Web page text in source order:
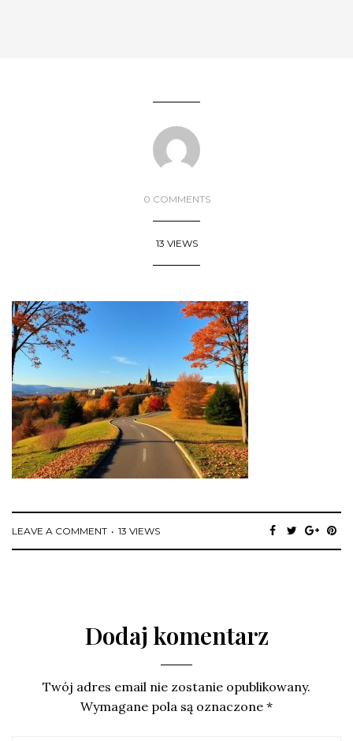
0 COMMENTS
13 VIEWS
LEAVE A COMMENT 13 VIEWS
Dodaj komentarz
Twój adres email nie zostanie opublikowany.
Wymagane pola są oznaczone *